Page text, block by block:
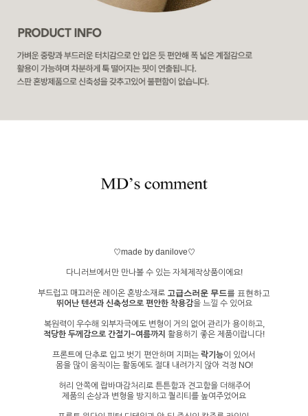
♡made by danilove♡
다니러브에서만 만나볼 수 있는 자체제작상품이에요!
부드럽고 매끄러운 레이온 혼방소재로 고급스러운 무드를 표현하고
뛰어난 텐션과 신축성으로 편안한 착용감을 느낄 수 있어요
복원력이 우수해 외부자극에도 변형이 거의 없어 관리가 용이하고,
적당한 두께감으로 간절기~여름까지 활용하기 좋은 제품이랍니다!
프론트에 단추로 입고 벗기 편안하며 지퍼는 락기능이 있어서
몸을 많이 움직이는 활동에도 절대 내려가지 않아 걱정 NO!
허리 안쪽에 랍바마감처리로 튼튼함과 견고함을 더해주어
제품의 손상과 변형을 방지하고 퀄리티를 높여주었어요